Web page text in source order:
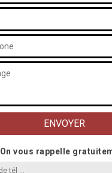
On vous rappelle